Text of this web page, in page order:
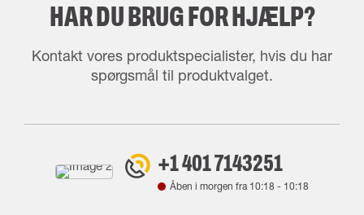
HAR DU BRUG FOR HJÆLP?
Kontakt vores produktspecialister, hvis du har
spørgsmål til produktvalget.
+1 401 7143251
Åben i morgen fra 10:18 - 10:18